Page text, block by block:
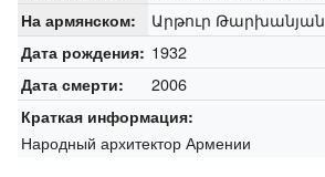
На армянском: Արթուր Թարխանյան
Дата рождения: 1932
Дата смерти: 2006
Краткая информация:
Народный архитектор Армении